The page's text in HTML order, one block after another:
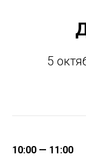
5
10:00 — 11:00